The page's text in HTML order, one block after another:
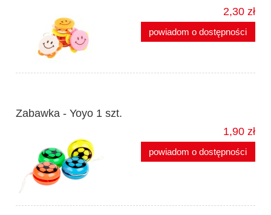
2,30 zł
powiadom o dostępności
Zabawka - Yoyo 1 szt.
1,90 zł
powiadom o dostępności